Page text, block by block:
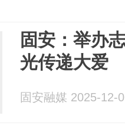
固安：举办
光传递大爱
固安融媒 2025-12-